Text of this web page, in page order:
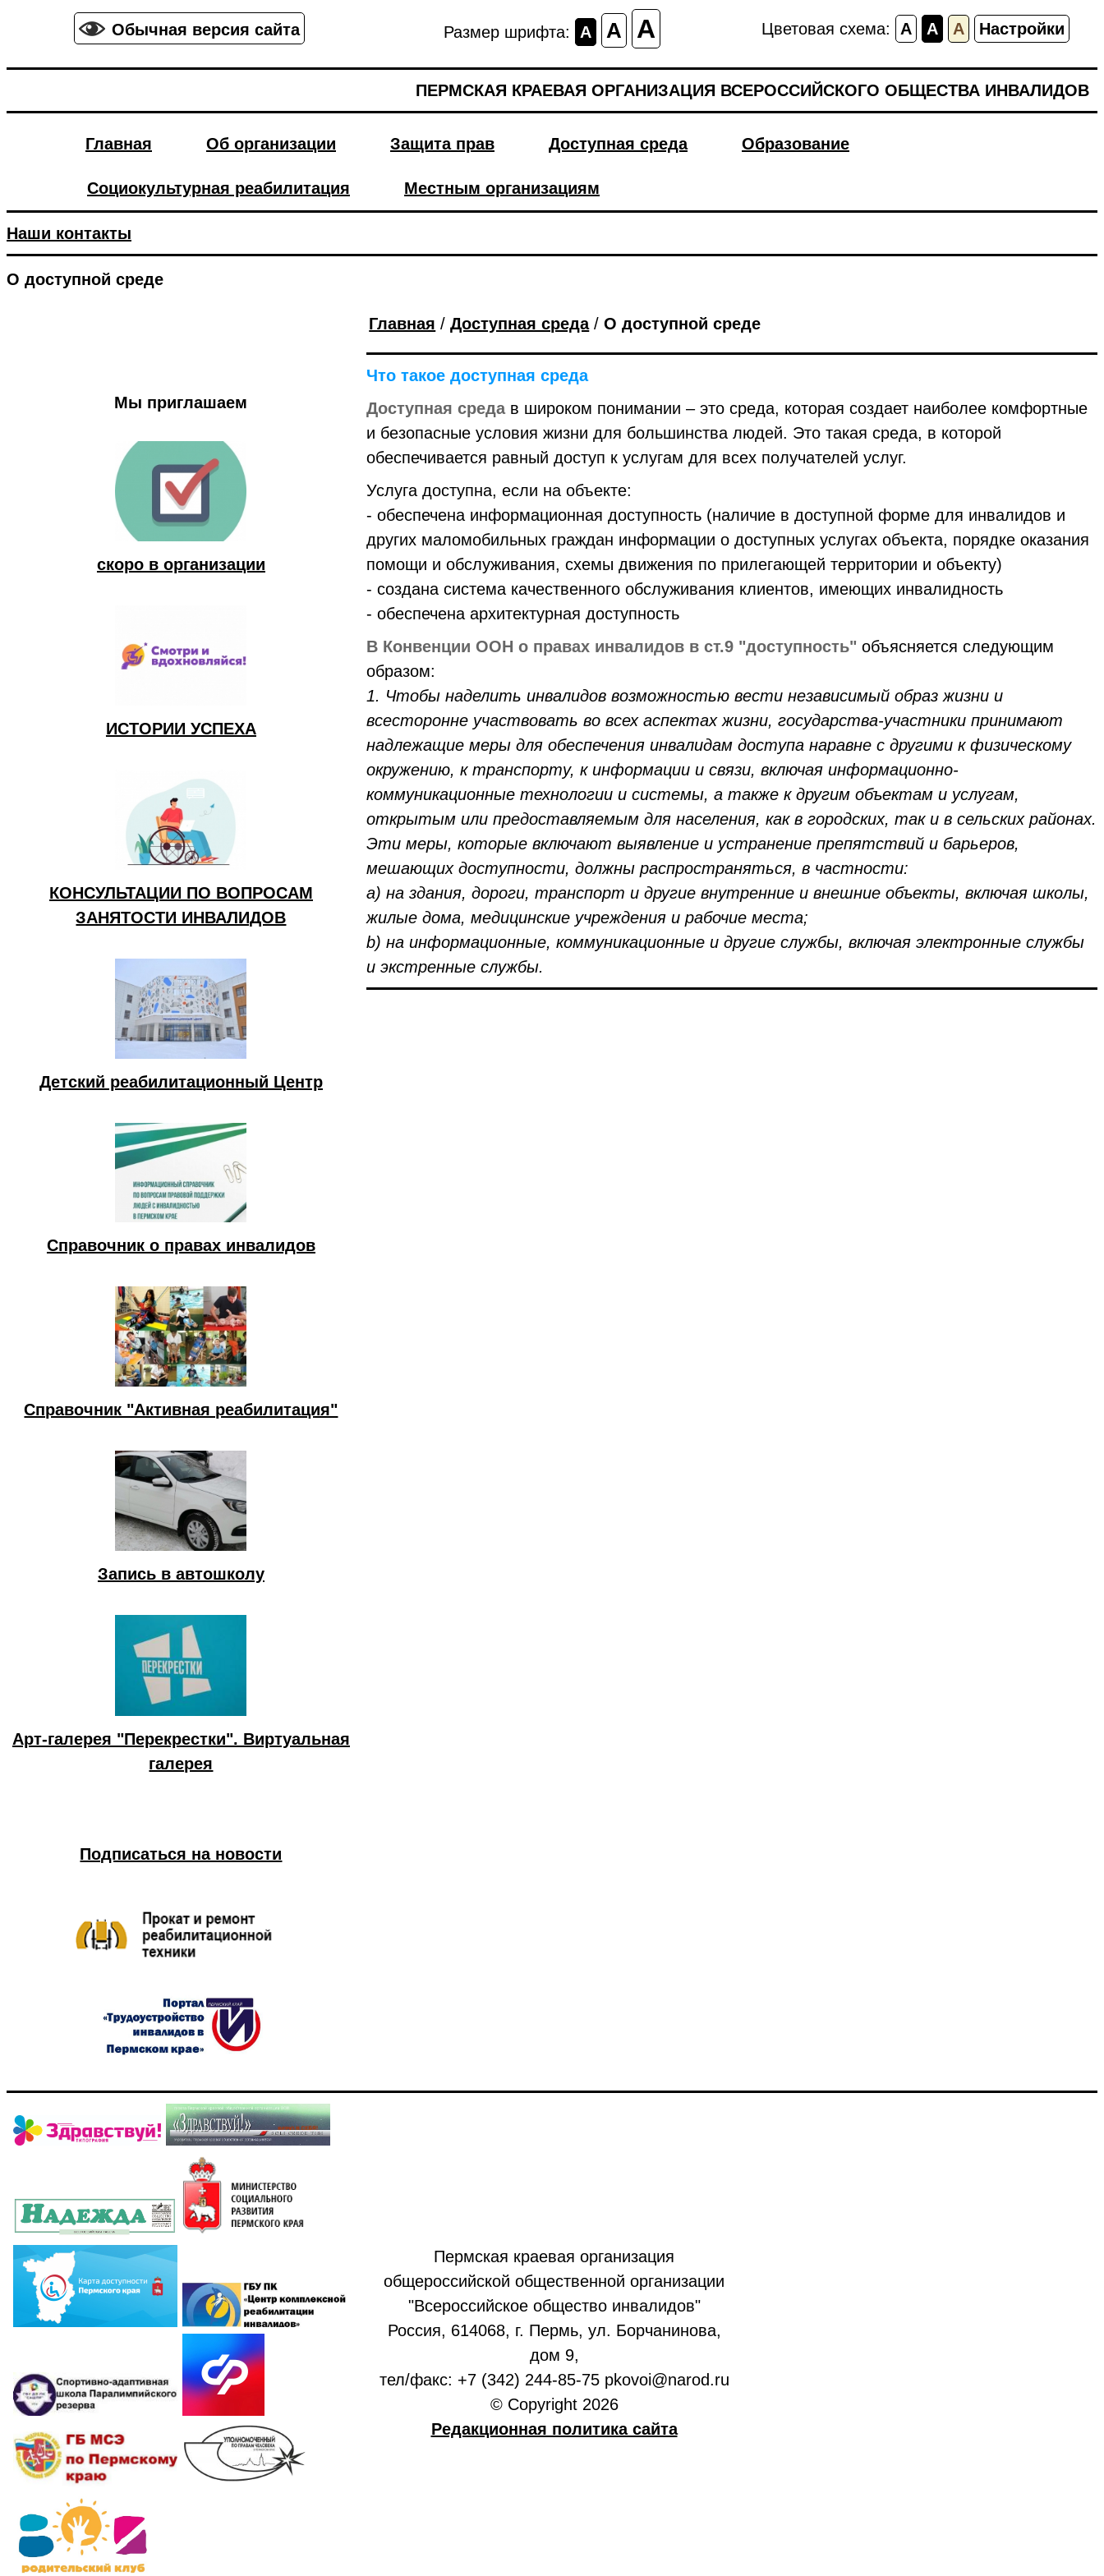
Обычная версия сайта Размер шрифта: A A A Цветовая схема: A A A Настройки
ПЕРМСКАЯ КРАЕВАЯ ОРГАНИЗАЦИЯ ВСЕРОССИЙСКОГО ОБЩЕСТВА ИНВАЛИДОВ
Главная Об организации Защита прав Доступная среда Образование
Социокультурная реабилитация Местным организациям
Наши контакты
О доступной среде
Главная /Доступная среда/О доступной среде
Что такое доступная среда
Доступная средав широком понимании – это среда, которая создает наиболее комфортные
и безопасные условия жизни для большинства людей. Это такая среда, в которой
обеспечивается равный доступ к услугам для всех получателей услуг.
Услуга доступна, если на объекте:
- обеспечена информационная доступность (наличие в доступной форме для инвалидов и
других маломобильных граждан информации о доступных услугах объекта, порядке оказания
помощи и обслуживания, схемы движения по прилегающей территории и объекту)
- создана система качественного обслуживания клиентов, имеющих инвалидность
- обеспечена архитектурная доступность
В Конвенции ООН о правах инвалидов в ст.9 "доступность"объясняется следующим
образом:
1. Чтобы наделить инвалидов возможностью вести независимый образ жизни и
всесторонне участвовать во всех аспектах жизни, государства-участники принимают
надлежащие меры для обеспечения инвалидам доступа наравне с другими к физическому
окружению, к транспорту, к информации и связи, включая информационно-
коммуникационные технологии и системы, а также к другим объектам и услугам,
открытым или предоставляемым для населения, как в городских, так и в сельских районах.
Эти меры, которые включают выявление и устранение препятствий и барьеров,
мешающих доступности, должны распространяться, в частности:
a) на здания, дороги, транспорт и другие внутренние и внешние объекты, включая школы,
жилые дома, медицинские учреждения и рабочие места;
b) на информационные, коммуникационные и другие службы, включая электронные службы
и экстренные службы.
Мы приглашаем
скоро в организации
ИСТОРИИ УСПЕХА
КОНСУЛЬТАЦИИ ПО ВОПРОСАМ
ЗАНЯТОСТИ ИНВАЛИДОВ
Детский реабилитационный Центр
Справочник о правах инвалидов
Справочник "Активная реабилитация"
Запись в автошколу
Арт-галерея "Перекрестки". Виртуальная
галерея
Подписаться на новости
Пермская краевая организация
общероссийской общественной организации
"Всероссийское общество инвалидов"
Россия, 614068, г. Пермь, ул. Борчанинова,
дом 9,
тел/факс: +7 (342) 244-85-75 pkovoi@narod.ru
© Copyright 2026
Редакционная политика сайта